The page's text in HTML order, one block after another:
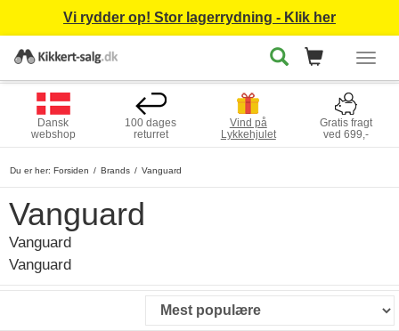
Vi rydder op! Stor lagerrydning - Klik her
Dansk
webshop
100 dages
returret
Vind på
Lykkehjulet
Gratis fragt
ved 699,-
Du er her: Forsiden Brands Vanguard
Vanguard
Vanguard
Vanguard